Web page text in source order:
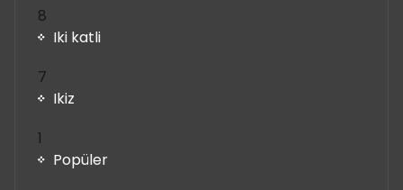
8
ürün
Iki katli
7
ürün
Ikiz
1
ürün
Popüler